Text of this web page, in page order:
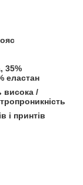
35%
еластан
висока /
і принтів